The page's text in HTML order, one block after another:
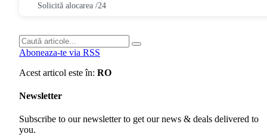
Solicită alocarea /24
Aboneaza-te via RSS
Acest articol este în: RO
Newsletter
Subscribe to our newsletter to get our news & deals delivered to
you.